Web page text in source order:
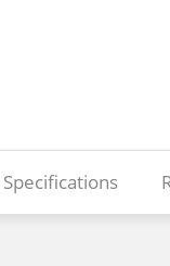
Specifications